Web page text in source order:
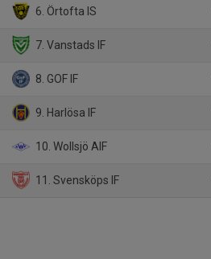
6. Örtofta IS
7. Vanstads IF
8. GOF IF
9. Harlösa IF
10. Wollsjö AIF
11. Svensköps IF